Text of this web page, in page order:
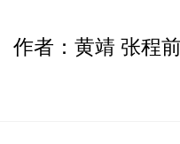
作者：黄靖 张程